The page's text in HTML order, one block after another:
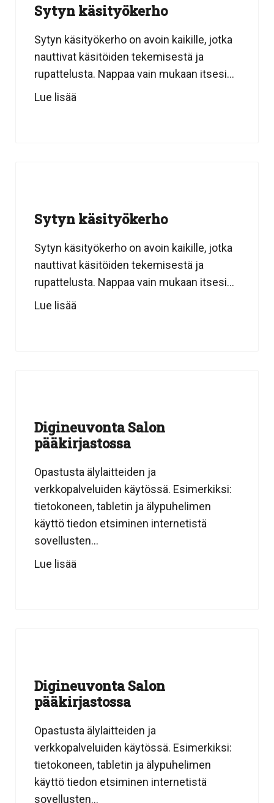
Sytyn käsityökerho
Sytyn käsityökerho on avoin kaikille, jotka
nauttivat käsitöiden tekemisestä ja
rupattelusta. Nappaa vain mukaan itsesi...
Lue lisää
Sytyn käsityökerho
Sytyn käsityökerho on avoin kaikille, jotka
nauttivat käsitöiden tekemisestä ja
rupattelusta. Nappaa vain mukaan itsesi...
Lue lisää
Digineuvonta Salon
pääkirjastossa
Opastusta älylaitteiden ja
verkkopalveluiden käytössä. Esimerkiksi:
tietokoneen, tabletin ja älypuhelimen
käyttö tiedon etsiminen internetistä
sovellusten...
Lue lisää
Digineuvonta Salon
pääkirjastossa
Opastusta älylaitteiden ja
verkkopalveluiden käytössä. Esimerkiksi:
tietokoneen, tabletin ja älypuhelimen
käyttö tiedon etsiminen internetistä
sovellusten...